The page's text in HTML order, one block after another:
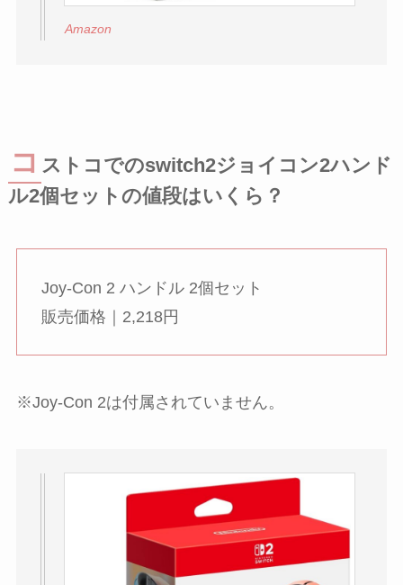
Amazon
コ ストコでのswitch2ジョイコン2ハンド
ル2個セットの値段はいくら？
Joy-Con 2 ハンドル 2個セット
販売価格｜2,218円
※Joy-Con 2は付属されていません。